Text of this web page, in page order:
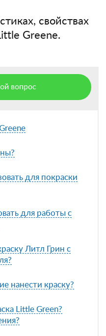
свойствах
Greene.
вопрос
для покраски
для работы с
Литл Грин с
нанести краску?
Little Green?